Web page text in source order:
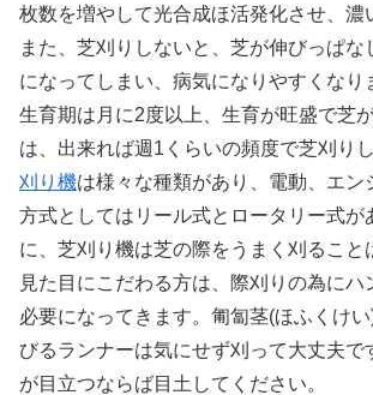
枚数を増やして光合成ほ活発化させ、濃
また、芝刈りしないと、芝が伸びっぱな
になってしまい、病気になりやすくなり
生育期は月に2度以上、生育が旺盛で芝
は、出来れば週1くらいの頻度で芝刈り
刈り機は様々な種類があり、電動、エン
方式としてはリール式とロータリー式が
に、芝刈り機は芝の際をうまく刈ること
見た目にこだわる方は、際刈りの為にハ
必要になってきます。匍匐茎(ほふくけ
びるランナーは気にせず刈って大丈夫で
が目立つならば目土してください。